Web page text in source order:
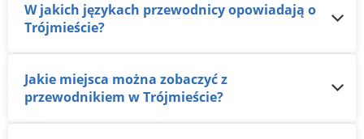
W jakich językach przewodnicy opowiadają o
Trójmieście?
Jakie miejsca można zobaczyć z
przewodnikiem w Trójmieście?